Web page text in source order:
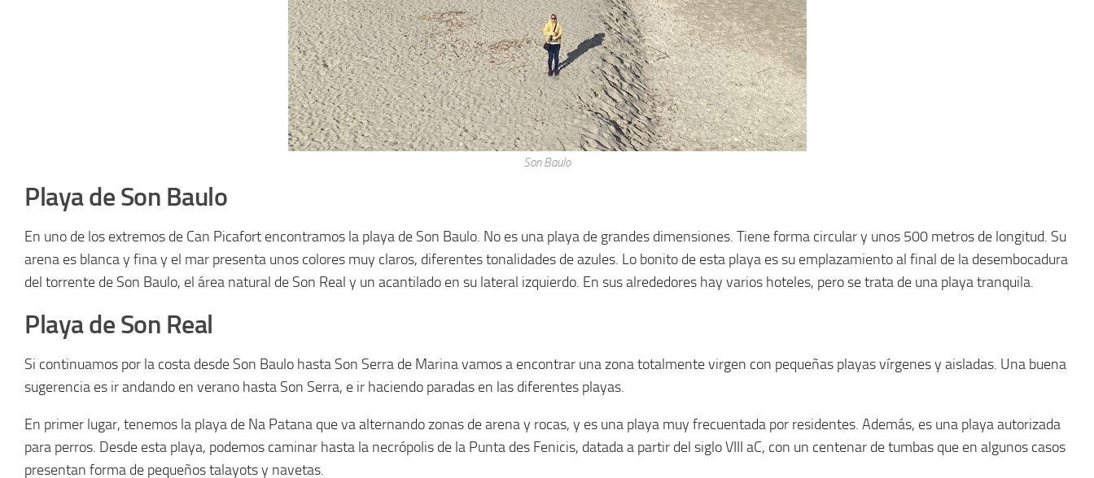
Son Baulo
Playa de Son Baulo
En uno de los extremos de Can Picafort encontramos la playa de Son Baulo. No es una playa de grandes dimensiones. Tiene forma circular y unos 500 metros de longitud. Su
arena es blanca y fina y el mar presenta unos colores muy claros, diferentes tonalidades de azules. Lo bonito de esta playa es su emplazamiento al final de la desembocadura
del torrente de Son Baulo, el área natural de Son Real y un acantilado en su lateral izquierdo. En sus alrededores hay varios hoteles, pero se trata de una playa tranquila.
Playa de Son Real
Si continuamos por la costa desde Son Baulo hasta Son Serra de Marina vamos a encontrar una zona totalmente virgen con pequeñas playas vírgenes y aisladas. Una buena
sugerencia es ir andando en verano hasta Son Serra, e ir haciendo paradas en las diferentes playas.
En primer lugar, tenemos la playa de Na Patana que va alternando zonas de arena y rocas, y es una playa muy frecuentada por residentes. Además, es una playa autorizada
para perros. Desde esta playa, podemos caminar hasta la necrópolis de la Punta des Fenicis, datada a partir del siglo VIII aC, con un centenar de tumbas que en algunos casos
presentan forma de pequeños talayots y navetas.